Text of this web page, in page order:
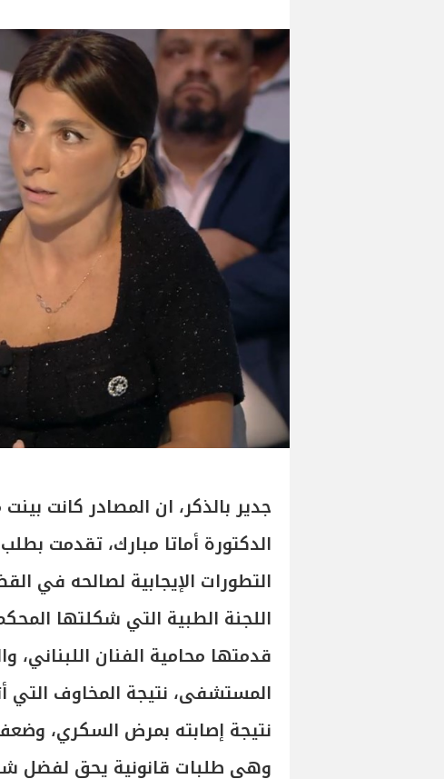
جدير بالذكر، ان المصادر كانت
الدكتورة أماتا مبارك، تقدمت
التطورات الإيجابية لصالحه في
اللجنة الطبية التي شكلتها
قدمتها محامية الفنان اللبناني،
المستشفى، نتيجة المخاوف التي
نتيجة إصابته بمرض السكري،
وهي طلبات قانونية يحق لفضل